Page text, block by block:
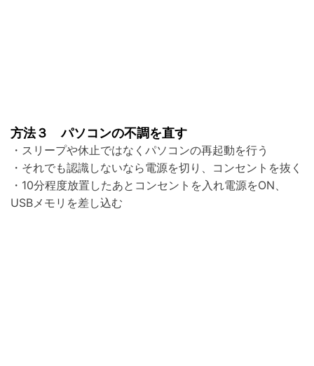
方法３ パソコンの不調を直す
・スリープや休止ではなくパソコンの再起動を行う
・それでも認識しないなら電源を切り、コンセントを抜く
・10分程度放置したあとコンセントを入れ電源をON、
USBメモリを差し込む